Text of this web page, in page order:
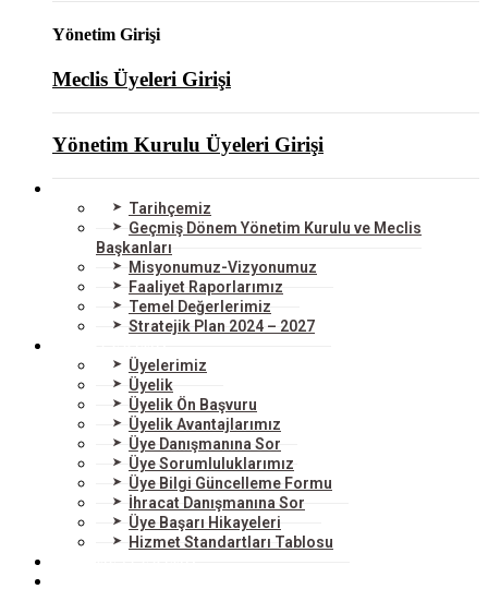
Yönetim Girişi
Meclis Üyeleri Girişi
Yönetim Kurulu Üyeleri Girişi
Tarihçemiz
Geçmiş Dönem Yönetim Kurulu ve Meclis
Başkanları
Misyonumuz-Vizyonumuz
Faaliyet Raporlarımız
Temel Değerlerimiz
Stratejik Plan 2024 – 2027
Üyelerimiz
Üyelik
Üyelik Ön Başvuru
Üyelik Avantajlarımız
Üye Danışmanına Sor
Üye Sorumluluklarımız
Üye Bilgi Güncelleme Formu
İhracat Danışmanına Sor
Üye Başarı Hikayeleri
Hizmet Standartları Tablosu